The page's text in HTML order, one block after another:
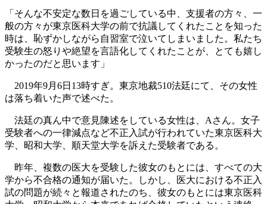
「そんな不安定な数日を過ごしている中、支援者の方々、一
般の方々が東京医科大学の前で抗議してくれたことを知った
時は、恥ずかしながら自習室で泣いてしまいました。私たち
受験生の怒りや絶望を言語化してくれたことが、とても嬉し
かったのだと思います」
2019年9月6日13時すぎ。東京地裁510法廷にて、その女性
は落ち着いた声で述べた。
法廷の真ん中で意見陳述をしている女性は、Aさん。女子
受験者への一律減点など不正入試が行われていた東京医科大
学、昭和大学、順天堂大学を訴えた受験者である。
昨年、複数の医大を受験した彼女のもとには、すべての大
学から不合格の通知が届いた。しかし、医大における不正入
試の問題が続々と報道されたのち、彼女のもとには東京医科